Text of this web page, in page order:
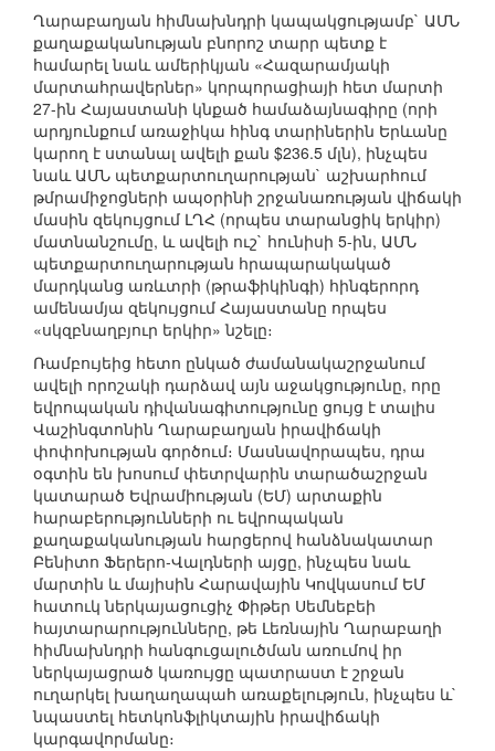
Ղարաբաղյան հիմնախնդրի կապակցությամբ` ԱՄՆ
քաղաքականության բնորոշ տարր պետք է
համարել նաև ամերիկյան «Հազարամյակի
մարտահրավերներ» կորպորացիայի հետ մարտի
27-ին Հայաստանի կնքած համաձայնագիրը (որի
արդյունքում առաջիկա հինգ տարիներին Երևանը
կարող է ստանալ ավելի քան $236.5 մլն), ինչպես
նաև ԱՄՆ պետքարտուղարության` աշխարհում
թմրամիջոցների ապօրինի շրջանառության վիճակի
մասին զեկույցում ԼՂՀ (որպես տարանցիկ երկիր)
մատնանշումը, և ավելի ուշ` հունիսի 5-ին, ԱՄՆ
պետքարտուղարության հրապարակակած
մարդկանց առևտրի (թրաֆիկինգի) հինգերորդ
ամենամյա զեկույցում Հայաստանը որպես
«սկզբնաղբյուր երկիր» նշելը։
Ռամբույեից հետո ընկած ժամանակաշրջանում
ավելի որոշակի դարձավ այն աջակցությունը, որը
եվրոպական դիվանագիտությունը ցույց է տալիս
Վաշինգտոնին Ղարաբաղյան իրավիճակի
փոփոխության գործում։ Մասնավորապես, դրա
օգտին են խոսում փետրվարին տարածաշրջան
կատարած Եվրամիության (ԵՄ) արտաքին
հարաբերությունների ու եվրոպական
քաղաքականության հարցերով հանձնակատար
Բենիտո Ֆերերո-Վալդների այցը, ինչպես նաև
մարտին և մայիսին Հարավային Կովկասում ԵՄ
հատուկ ներկայացուցիչ Փիթեր Սեմնեբեի
հայտարարությունները, թե Լեռնային Ղարաբաղի
հիմնախնդրի հանգուցալուծման առումով իր
ներկայացրած կառույցը պատրաստ է շրջան
ուղարկել խաղաղապահ առաքելություն, ինչպես և`
նպաստել հետկոնֆլիկտային իրավիճակի
կարգավորմանը։